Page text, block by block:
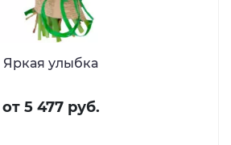
Яркая улыбка
от 5 477 руб.